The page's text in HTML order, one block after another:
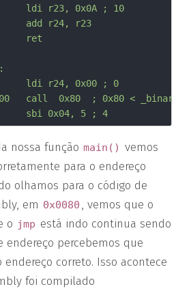
7a e0       	ldi	r23, 0x0A	; 10
87 0f       	add	r24, r23
08 95       	ret
80 e0       	ldi	r24, 0x00	; 0
0e 94 40 00 	call	0x80	;
25 9a       	sbi	0x04, 5	; 4
nossa função main() vemos
para o endereço
olhamos para o código de
em 0x0080 , vemos que o
o jmp está indo continua sendo
endereço percebemos que
correto. Isso acontece
foi compilado